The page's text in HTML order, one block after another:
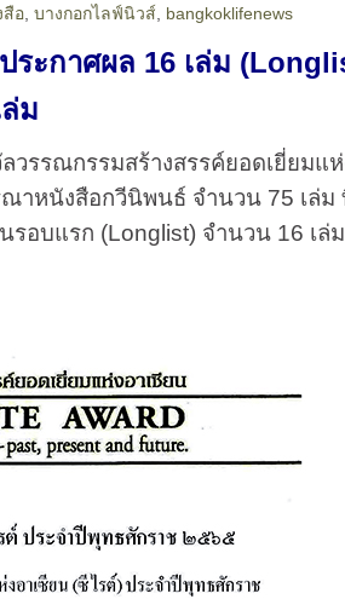
สือ ,บางกอกไลฟ์นิวส์ bangkoklifenews
ระกาศผล 16 เล่ม
ม
ณกรรมสร้างสรรค์ยอดเยี่ยมแห่
าหนังสือกวีนิพนธ์ จำนวน 75 เล่ม
อบแรก (Longlist) จำนวน 16 เล่